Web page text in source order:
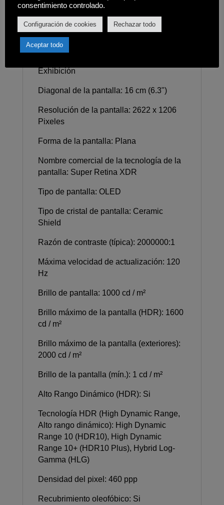
- iOS 18. Personal en cada detalle
Especificaciones
Exhibición
Diagonal de la pantalla: 16 cm (6.3")
Resolución de la pantalla: 2622 x 1206
Pixeles
Forma de la pantalla: Plana
Nombre comercial de la tecnología de la
pantalla: Super Retina XDR
Tipo de pantalla: OLED
Tipo de cristal de pantalla: Ceramic
Shield
Razón de contraste (típica): 2000000:1
Máxima velocidad de actualización: 120
Hz
Brillo de pantalla: 1000 cd / m²
Brillo máximo de la pantalla (HDR): 1600
cd / m²
Brillo máximo de la pantalla (exteriores):
2000 cd / m²
Brillo de la pantalla (mín.): 1 cd / m²
Alto Rango Dinámico (HDR): Si
Tecnología HDR (High Dynamic Range,
Alto rango dinámico): High Dynamic
Range 10 (HDR10), High Dynamic
Range 10+ (HDR10 Plus), Hybrid Log-
Gamma (HLG)
Densidad del pixel: 460 ppp
Recubrimiento oleofóbico: Si
consentimiento controlado.
Configuración de cookies Rechazar todo
Aceptar todo